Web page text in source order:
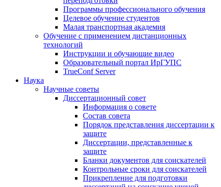
Программы профессионального обучения
Целевое обучение студентов
Малая транспортная академия
Обучение с применением дистанционных
технологий
Инструкции и обучающие видео
Образовательный портал ИрГУПС
TrueConf Server
Наука
Научные советы
Диссертационный совет
Информация о совете
Состав совета
Порядок представления диссертации к
защите
Диссертации, представленные к
защите
Бланки документов для соискателей
Контрольные сроки для соискателей
Прикрепление для подготовки